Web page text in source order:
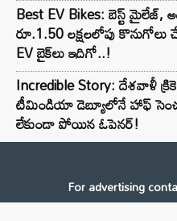
Best EV Bikes: బెస్ట్ మైలేజ్,
రూ.1.50 లక్షలలోపు
EV బైక్‌లు ఇదిగో..!
Incredible Story: దేశవాళీ
టీమిండియా డెబ్యూలోనే హాఫ్
లేకుండా పోయిన ఓపెనర్!
For advertising
Email: